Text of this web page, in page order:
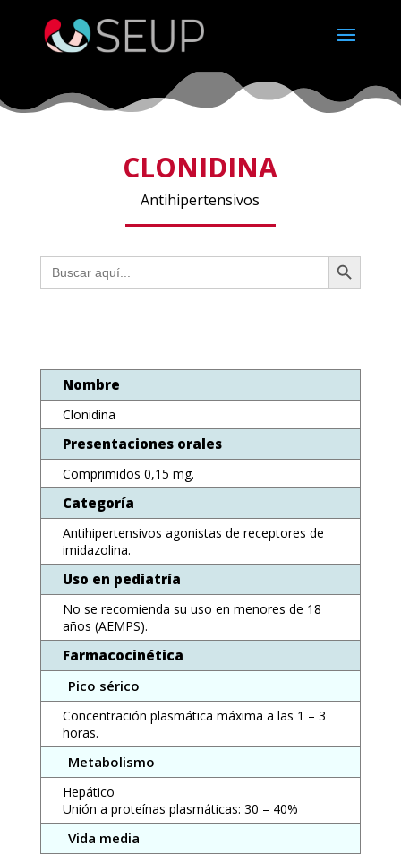
CLONIDINA
Antihipertensivos
Buscar: Botón de búsqueda
Nombre
Clonidina
Presentaciones orales
Comprimidos 0,15 mg.
Categoría
Antihipertensivos agonistas de receptores de
imidazolina.
Uso en pediatría
No se recomienda su uso en menores de 18
años (AEMPS).
Farmacocinética
Pico sérico
Concentración plasmática máxima a las 1 – 3
horas.
Metabolismo
Hepático
Unión a proteínas plasmáticas: 30 – 40%
Vida media